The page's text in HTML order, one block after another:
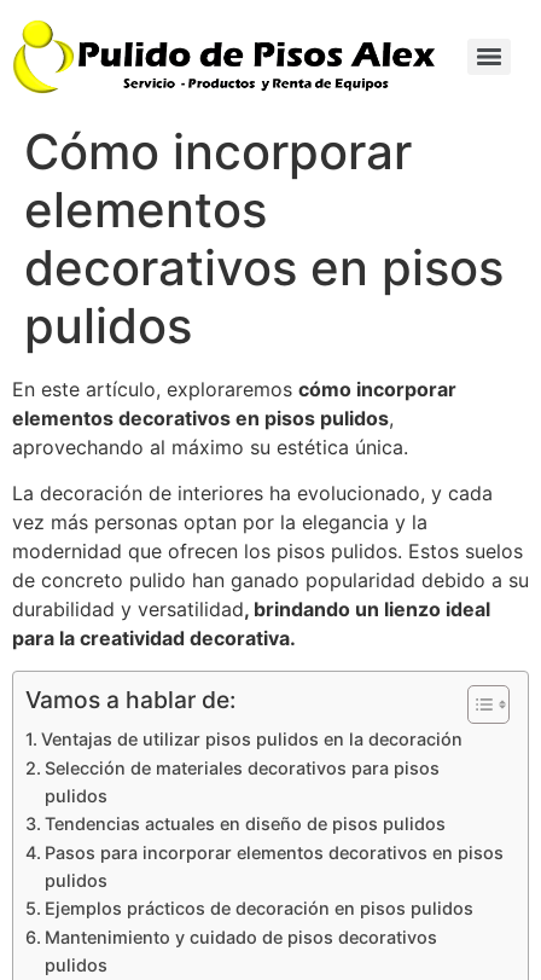
Cómo incorporar
elementos
decorativos en pisos
pulidos
En este artículo, exploraremos cómo incorporar
elementos decorativos en pisos pulidos,
aprovechando al máximo su estética única.
La decoración de interiores ha evolucionado, y cada
vez más personas optan por la elegancia y la
modernidad que ofrecen los pisos pulidos. Estos suelos
de concreto pulido han ganado popularidad debido a su
durabilidad y versatilidad, brindando un lienzo ideal
para la creatividad decorativa.
Vamos a hablar de:
Ventajas de utilizar pisos pulidos en la decoración
Selección de materiales decorativos para pisos
pulidos
Tendencias actuales en diseño de pisos pulidos
Pasos para incorporar elementos decorativos en pisos
pulidos
Ejemplos prácticos de decoración en pisos pulidos
Mantenimiento y cuidado de pisos decorativos
pulidos